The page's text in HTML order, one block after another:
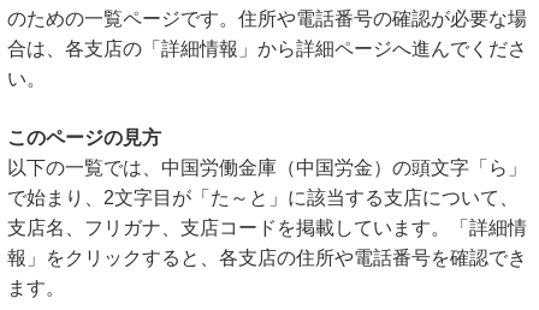
のための一覧ページです。住所や電話番号の確認が必要な場
合は、各支店の「詳細情報」から詳細ページへ進んでくださ
い。
このページの見方
以下の一覧では、中国労働金庫（中国労金）の頭文字「ら」
で始まり、2文字目が「た～と」に該当する支店について、
支店名、フリガナ、支店コードを掲載しています。「詳細情
報」をクリックすると、各支店の住所や電話番号を確認でき
ます。